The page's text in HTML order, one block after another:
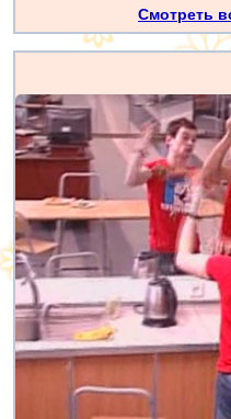
Смотреть